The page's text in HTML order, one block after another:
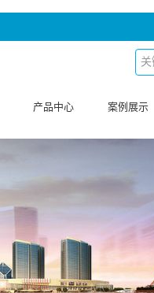
产品中心 案例展示